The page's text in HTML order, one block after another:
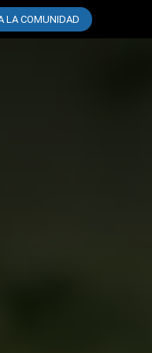
LA COMUNIDAD